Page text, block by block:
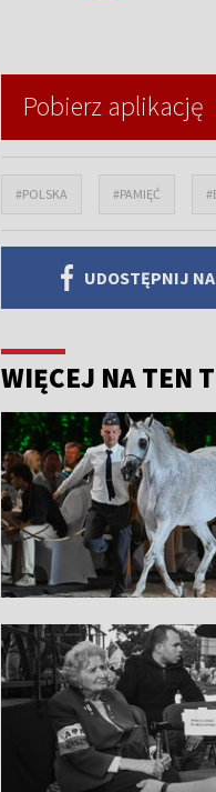
Pobierz aplikację
#POLSKA #PAMIĘĆ
UDOSTĘPNIJ
WIĘCEJ NA TEN